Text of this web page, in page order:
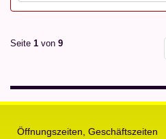
Seite 1 von 9
Öffnungszeiten, Geschäftszeiten